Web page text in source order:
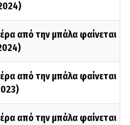
από την μπάλα φαίνεται
από την μπάλα φαίνεται
από την μπάλα φαίνεται